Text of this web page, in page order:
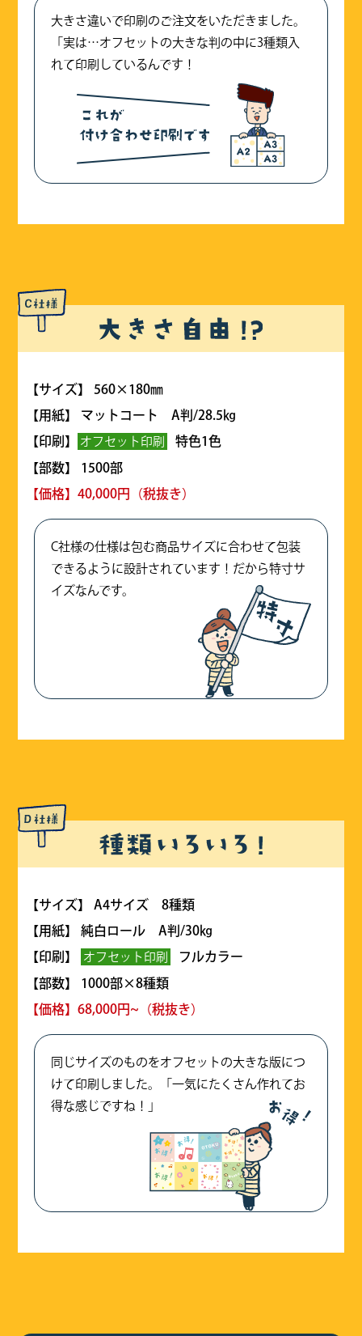
大きさ違いで印刷のご注文をいただきました。
「実は…オフセットの大きな判の中に3種類入
れて印刷しているんです！
【サイズ】 560×180㎜
【用紙】 マットコート A判/28.5㎏
【印刷】
オフセット印刷 特色1色
【部数】 1500部
【価格】40,000円（税抜き）
C社様の仕様は包む商品サイズに合わせて包装
できるように設計されています！だから特寸サ
イズなんです。
【サイズ】 A4サイズ 8種類
【用紙】 純白ロール A判/30㎏
【印刷】
オフセット印刷 フルカラー
【部数】 1000部×8種類
【価格】68,000円~（税抜き）
同じサイズのものをオフセットの大きな版につ
けて印刷しました。「一気にたくさん作れてお
得な感じですね！」